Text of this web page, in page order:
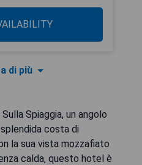
di più
Spiaggia, un angolo
costa di
la sua vista mozzafiato
calda, questo hotel è